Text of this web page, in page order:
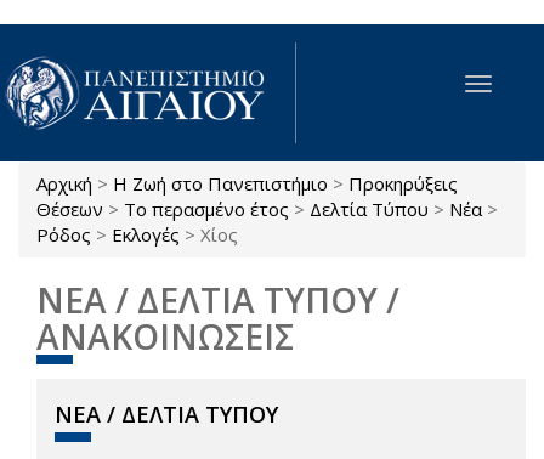
Παράκαμψη προς το κυρίως περιεχόμενο
Toggle
Είστε εδώ
Αρχική > Η Ζωή στο Πανεπιστήμιο > Προκηρύξεις
Θέσεων > Το περασμένο έτος > Δελτία Τύπου > Νέα >
Ρόδος > Εκλογές > Χίος
ΝΕΑ / ΔΕΛΤΙΑ ΤΥΠΟΥ /
ΑΝΑΚΟΙΝΩΣΕΙΣ
ΝΕΑ / ΔΕΛΤΙΑ ΤΥΠΟΥ